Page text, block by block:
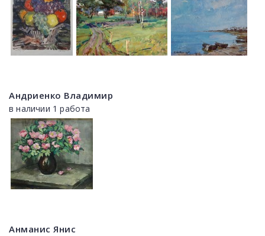
Андриенко Владимир
в наличии 1 работа
Анманис Янис